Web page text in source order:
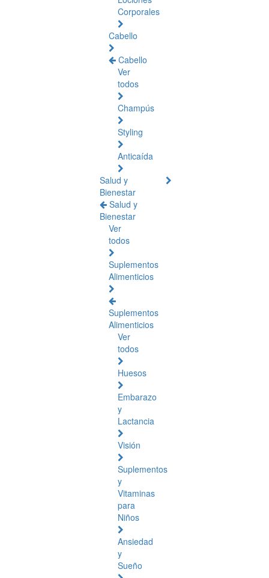
Corporales
Cabello
Cabello
Ver
todos
Champús
Styling
Anticaída
Salud y
Bienestar
Salud y
Bienestar
Ver
todos
Suplementos
Alimenticios
Suplementos
Alimenticios
Ver
todos
Huesos
Embarazo
y
Lactancia
Visión
Suplementos
y
Vitaminas
para
Niños
Ansiedad
y
Sueño